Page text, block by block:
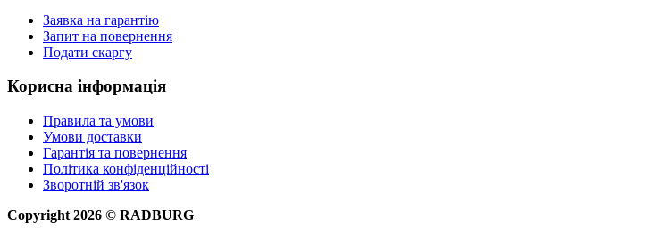
Заявка на гарантію
Запит на повернення
Подати скаргу
Корисна інформація
Правила та умови
Умови доставки
Гарантія та повернення
Політика конфіденційності
Зворотній зв'язок
Copyright 2026 © RADBURG